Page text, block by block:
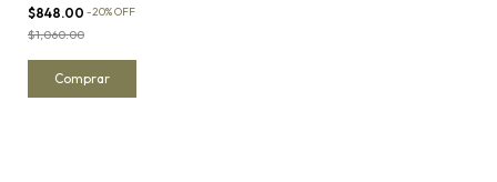
$848.00 -20%OFF
$1,060.00
Comprar